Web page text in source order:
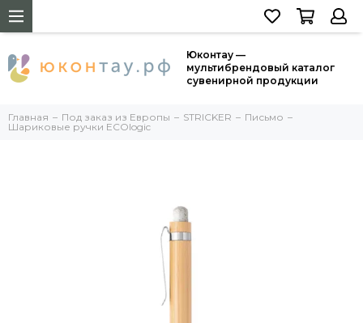
Юконтау —
мультибрендовый каталог
сувенирной продукции
Главная Под заказ из Европы STRICKER
Письмо
Шариковые ручки ECOlogic